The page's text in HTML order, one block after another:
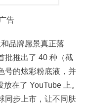
告
品牌愿景真正落
批推出了 40 种（截
号的炫彩粉底液，并
在了 YouTube 上。
同步上市，让不同肤